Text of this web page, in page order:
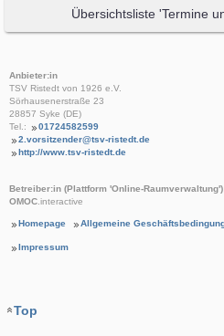
Übersichtsliste 'Termine
Anbieter:in
TSV Ristedt von 1926 e.V.
Sörhausenerstraße 23
28857 Syke (DE)
Tel.:
01724582599
2.vorsitzender@tsv-ristedt.de
http://www.tsv-ristedt.de
Betreiber:in (Plattform 'Online-Raumverwaltung')
OMOC.interactive
Homepage Allgemeine
Impressum
Top